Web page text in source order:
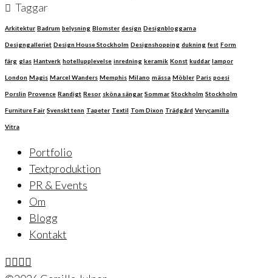
Taggar
Arkitektur Badrum belysning Blomster design Designbloggarna
Designgalleriet Design House Stockholm Designshopping dukning fest Form
färg glas Hantverk hotellupplevelse inredning keramik Konst kuddar lampor
London Magis Marcel Wanders Memphis Milano mässa Möbler Paris poesi
Porslin Provence Randigt Resor sköna sängar Sommar Stockholm Stockholm
Furniture Fair Svenskt tenn Tapeter Textil Tom Dixon Trädgård Verycamilla
Vitra
Portfolio
Textproduktion
PR & Events
Om
Blogg
Kontakt